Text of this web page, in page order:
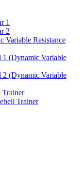
1
2
Resistance
(Dynamic Variable
(Dynamic Variable
Trainer
Trainer